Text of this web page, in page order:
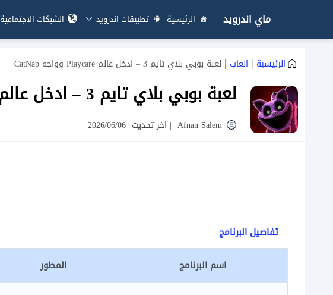
ماي اندرويد الرئيسية تطبيقات اندرويد الشبكات الاجتماعية
الرئيسية | العاب | لعبة بوبي بلاي تايم 3 – ادخل عالم Playcare وواجه CatNap
لعبة بوبي بلاي تايم 3 – ادخل عالم Playcare وواجه CatNap
Afnan Salem
| اخر تحديث 2026/06/06
تفاصيل البرنامج
اسم البرنامج
المطور